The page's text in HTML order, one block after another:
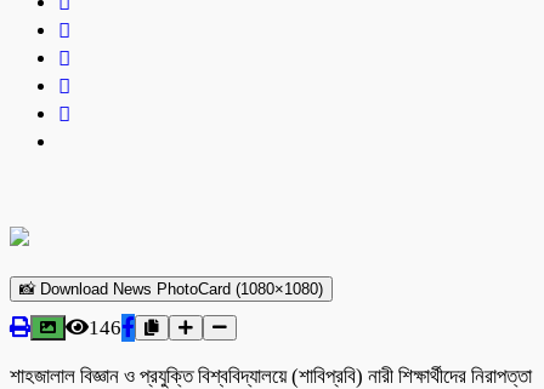
📸 Download News PhotoCard (1080×1080)
146
শাহজালাল বিজ্ঞান ও প্রযুক্তি বিশ্ববিদ্যালয়ে (শাবিপ্রবি) নারী শিক্ষার্থীদের নিরাপত্তা